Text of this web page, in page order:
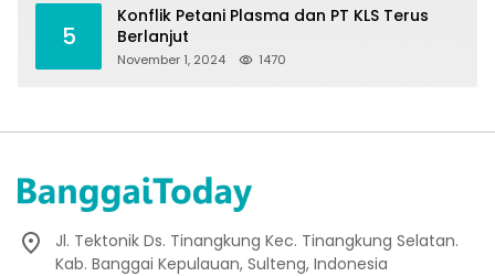
5
Konflik Petani Plasma dan PT KLS Terus
Berlanjut
November 1, 2024 1470
Jl. Tektonik Ds. Tinangkung Kec. Tinangkung Selatan.
Kab. Banggai Kepulauan, Sulteng, Indonesia